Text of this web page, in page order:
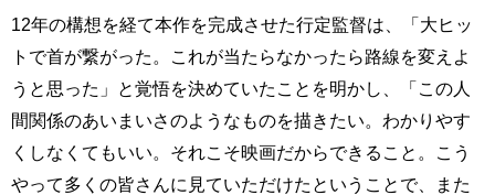
12年の構想を経て本作を完成させた行定監督は、「大ヒッ
トで首が繋がった。これが当たらなかったら路線を変えよ
うと思った」と覚悟を決めていたことを明かし、「この人
間関係のあいまいさのようなものを描きたい。わかりやす
くしなくてもいい。それこそ映画だからできること。こう
やって多くの皆さんに見ていただけたということで、また